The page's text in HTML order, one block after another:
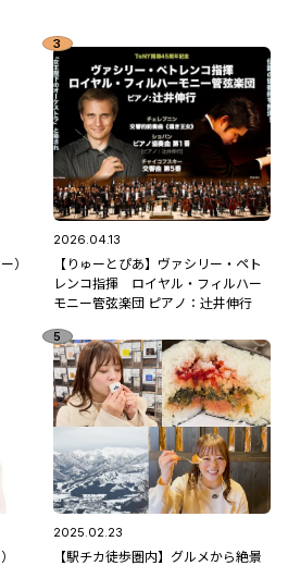
）
2026.04.13
【りゅーとぴあ】ヴァシリー・ペト
レンコ指揮 ロイヤル・フィルハー
モニー管弦楽団 ピアノ：辻󠄀井伸行
2025.02.23
【駅チカ徒歩圏内】グルメから絶景